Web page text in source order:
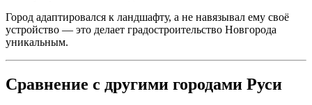
Город адаптировался к ландшафту, а не навязывал ему своё
устройство — это делает градостроительство Новгорода
уникальным.
Сравнение с другими городами Руси